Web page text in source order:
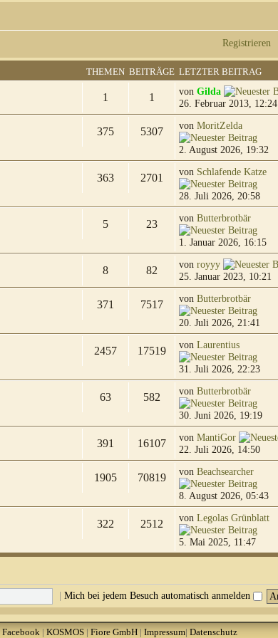
Registrieren
THEMEN BEITRÄGE LETZTER BEITRAG
1 1 von Gilda
26. Februar 2013, 12:24
375 5307 von MoritZelda
2. August 2026, 19:32
363 2701 von Schlafende Katze
28. Juli 2026, 20:58
5 23 von Butterbrotbär
1. Januar 2026, 16:15
8 82 von royyy
25. Januar 2023, 10:21
371 7517 von Butterbrotbär
20. Juli 2026, 21:41
2457 17519 von Laurentius
31. Juli 2026, 22:23
63 582 von Butterbrotbär
30. Juni 2026, 19:19
391 16107 von MantiGor
22. Juli 2026, 14:50
1905 70819 von Beachsearcher
8. August 2026, 05:43
322 2512 von Legolas Grünblatt
5. Mai 2025, 11:47
| Mich bei jedem Besuch automatisch anmelden
Facebook| KOSMOS| Fiore GmbH| Impressum| Datenschutz